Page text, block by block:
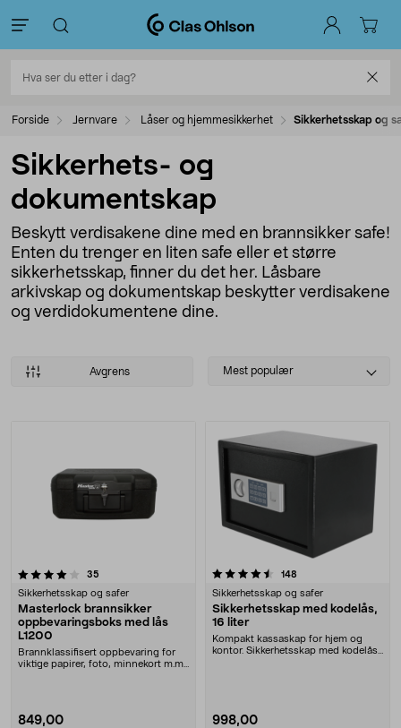
Forside Jernvare Låser og hjemmesikkerhet Sikkerhetsskap og
Sikkerhets- og
dokumentskap
Beskytt verdisakene dine med en brannsikker safe!
Enten du trenger en liten safe eller et større
sikkerhetsskap, finner du det her. Låsbare
arkivskap og dokumentskap beskytter verdisakene
og verdidokumentene dine.
Avgrens
Select
Mest populær
35
Sikkerhetsskap og safer
Masterlock brannsikker
oppbevaringsboks med lås
L1200
Brannklassifisert oppbevaring for
viktige papirer, foto, minnekort m.m.
849,00
4.5 av 5 stjerner 148
Sikkerhetsskap og safer
Sikkerhetsskap med kodelås,
16 liter
Kompakt kassaskap for hjem og
kontor. Sikkerhetsskap med kodelås
998,00